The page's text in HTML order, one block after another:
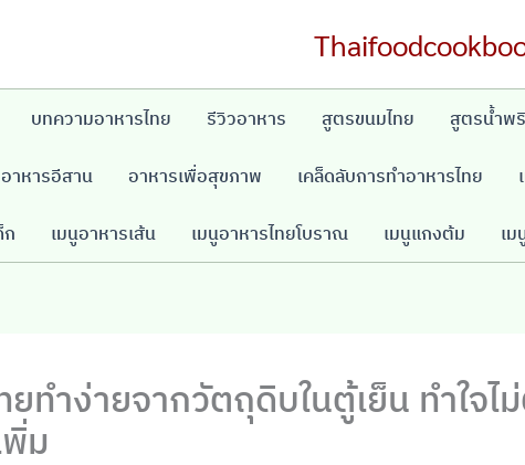
บทความอาหารไทย รีวิวอาหาร สูตรขนมไทย สูตรน้ำพ
อาหารอีสาน อาหารเพื่อสุขภาพ เคล็ดลับการทำอาหารไทย
ก เมนูอาหารเส้น เมนูอาหารไทยโบราณ เมนูแกงต้ม เ
ยทำง่ายจากวัตถุดิบในตู้เย็น ทําใจไ
ม